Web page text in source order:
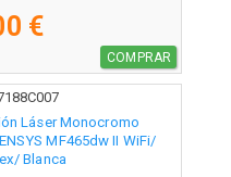
€
COMPRAR
Láser Monocromo
MF465dw II WiFi/
Blanca